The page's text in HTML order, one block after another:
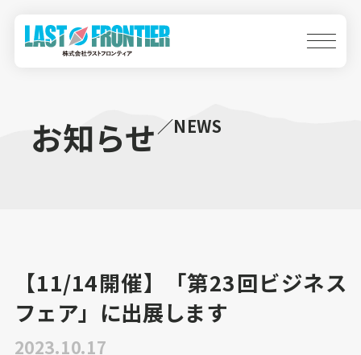
お知らせ ／NEWS
【11/14開催】「第23回ビジネス
フェア」に出展します
2023.10.17